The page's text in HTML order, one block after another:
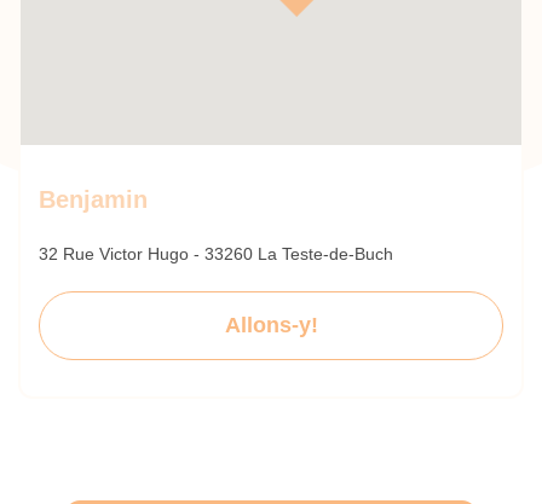
Benjamin
32 Rue Victor Hugo - 33260 La Teste-de-Buch
Allons-y!